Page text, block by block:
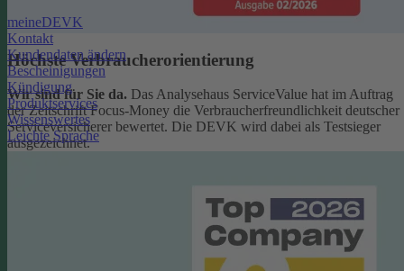
meineDEVK
Kontakt
Kundendaten ändern
Bescheinigungen
Kündigung
Produktservices
Wissenswertes
Leichte Sprache
Höchste Verbraucherorientierung
Wir sind für Sie da. Das Analysehaus ServiceValue hat im Auftrag
der Zeitschrift Focus-Money die Verbraucherfreundlichkeit deutscher
Serviceversicherer bewertet. Die DEVK wird dabei als Testsieger
ausgezeichnet.